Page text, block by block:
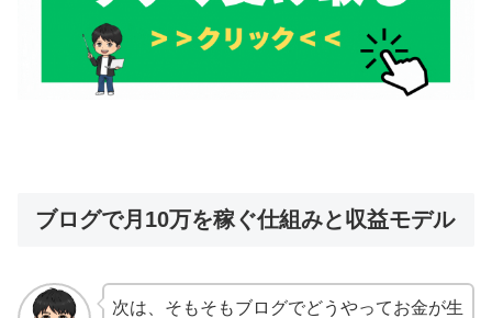
ブログで月10万を稼ぐ仕組みと収益モデル
次は、そもそもブログでどうやってお金が生